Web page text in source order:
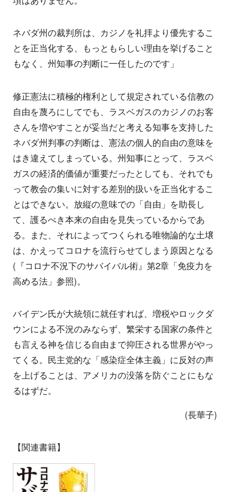
ネバダ州の裁判所は、カジノを礼拝より優先するこ
とを正当化する、もっともらしい理由を挙げること
もなく、州知事の判断に一任したのです」
修正憲法に積極的権利として規定されている信教の
自由を蔑ろにしてでも、ラスベガスのカジノのお客
さんを増やすことが妥当だと考える知事を支持した
ネバダ州判事の判断は、憲法の個人的自由の意味を
はき違えてしまっている。州知事にとって、ラスベ
ガスの経済的価値が重要だったとしても、それでも
って教会の集いに対する差別的扱いを正当化するこ
とはできない。放縦の意味での「自由」を助長し
て、護るべき本来の自由を見失っているからであ
る。また、それによってつくられる唯物論的な土壌
は、かえってコロナを流行らせてしまう原因となる
(『コロナ不況下のサバイバル術』第2章「免疫力を
高める法」参照)。
バイデン氏が大統領に就任すれば、増税やロックダ
ウンによる不況のみならず、繁栄する国家の条件と
も言える神を信じる自由まで抑圧される世界がやっ
てくる。民主党的な「感染症全体主義」に反対の声
を上げることは、アメリカの没落を防ぐことにもな
るはずだ。
(長華子)
【関連書籍】